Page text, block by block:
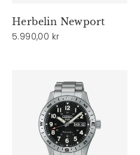
Herbelin Newport
5.990,00 kr